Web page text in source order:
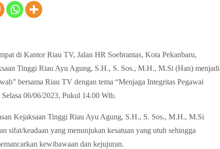
di Kantor Riau TV, Jalan HR Soebrantas, Kota Pekanbaru,
Tinggi Riau Ayu Agung, S.H., S. Sos., M.H., M.Si (Han) menjadi
bersama Riau TV dengan tema “Menjaga Integritas Pegawai
06/06/2023, Pukul 14.00 Wib.
Kejaksaan Tinggi Riau Ayu Agung, S.H., S. Sos., M.H., M.Si
sifat/keadaan yang menunjukan kesatuan yang utuh sehingga
kewibawaan dan kejujuran.